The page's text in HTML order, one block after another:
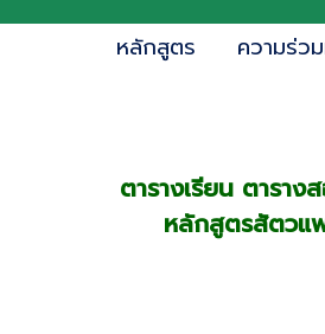
หลักสูตร ความร่ว
ตารางเรียน ตารา
หลักสูตรสัตว